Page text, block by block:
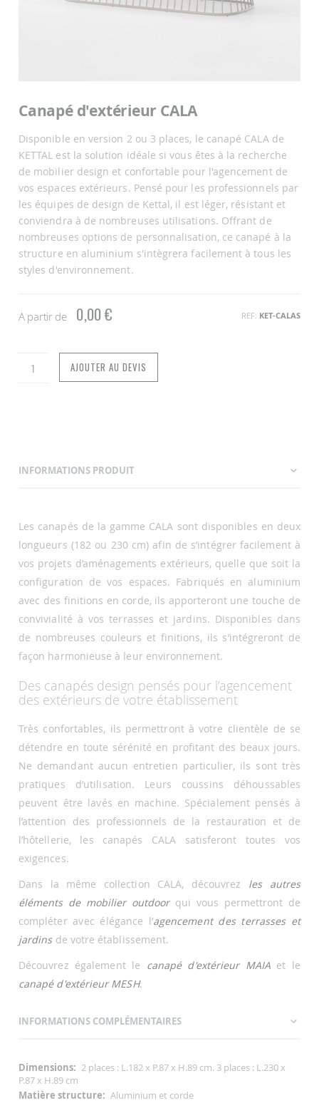
début
la
Galerie
Canapé d'extérieur CALA
Disponible en version 2 ou 3 places, le canapé CALA de
KETTAL est la solution idéale si vous êtes à la recherche
de mobilier design et confortable pour l'agencement de
vos espaces extérieurs. Pensé pour les professionnels par
les équipes de design de Kettal, il est léger, résistant et
conviendra à de nombreuses utilisations. Offrant de
nombreuses options de personnalisation, ce canapé à la
structure en aluminium s'intègrera facilement à tous les
styles d'environnement.
A partir de 0,00 € REF KET-CALAS
AJOUTER AU DEVIS
INFORMATIONS PRODUIT
Les canapés de la gamme CALA sont disponibles en deux
longueurs (182 ou 230 cm) afin de s’intégrer facilement à
vos projets d’aménagements extérieurs, quelle que soit la
configuration de vos espaces. Fabriqués en aluminium
avec des finitions en corde, ils apporteront une touche de
convivialité à vos terrasses et jardins. Disponibles dans
de nombreuses couleurs et finitions, ils s’intégreront de
façon harmonieuse à leur environnement.
Des canapés design pensés pour l’agencement
des extérieurs de votre établissement
Très confortables, ils permettront à votre clientèle de se
détendre en toute sérénité en profitant des beaux jours.
Ne demandant aucun entretien particulier, ils sont très
pratiques d’utilisation. Leurs coussins déhoussables
peuvent être lavés en machine. Spécialement pensés à
l’attention des professionnels de la restauration et de
l’hôtellerie, les canapés CALA satisferont toutes vos
exigences.
Dans la même collection CALA, découvrez les autres
éléments de mobilier outdoorqui vous permettront de
compléter avec élégance l’agencement des terrasses et
jardinsde votre établissement.
Découvrez également le canapé d'extérieur MAIAet le
canapé d'extérieur MESH.
INFORMATIONS COMPLÉMENTAIRES
Informations
Complémentaires
2 places : L.182 x P.87 x H.89 cm. 3 places : L.230 x
P.87 x H.89 cm
Aluminium et corde